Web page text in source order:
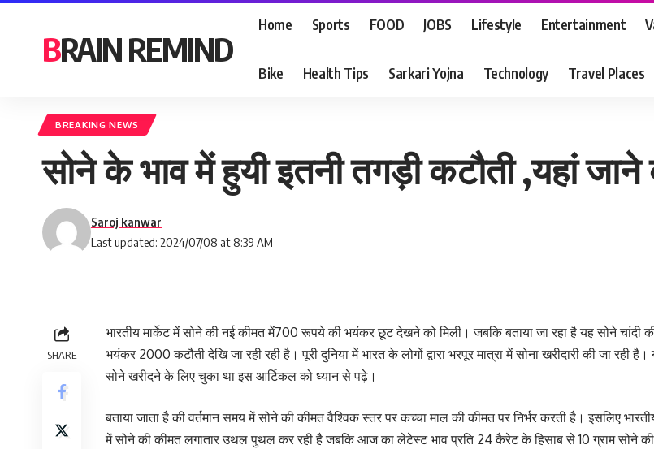
BRAIN REMIND
Home Sports FOOD JOBS Lifestyle Entertainment
Bike Health Tips Sarkari Yojna Technology Travel Places
BREAKING NEWS
सोने के भाव में हुयी इतनी तगड़ी कटौती ,यहां जाने
Last updated: 2024/07/08 at 8:39 AM
Saroj kanwar
SHARE
भारतीय मार्केट में सोने की नई कीमत में700 रूपये की भयंकर छूट देखने को मिली। जबकि बताया जा रहा है यह सोने चांदी
भयंकर 2000 कटौती देखि जा रही रही है। पूरी दुनिया में भारत के लोगों द्वारा भरपूर मात्रा में सोना खरीदारी की जा रही
सोने खरीदने के लिए चुका था इस आर्टिकल को ध्यान से पढ़े।
बताया जाता है की वर्तमान समय में सोने की कीमत वैश्विक स्तर पर कच्चा माल की कीमत पर निर्भर करती है। इसलिए
में सोने की कीमत लगातार उथल पुथल कर रही है जबकि आज का लेटेस्ट भाव प्रति 24 कैरेट के हिसाब से 10 ग्राम सोने